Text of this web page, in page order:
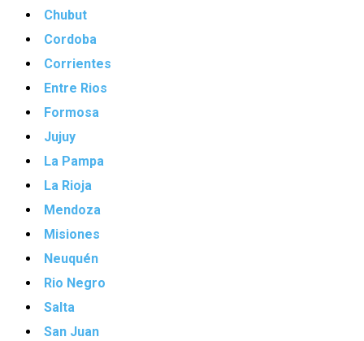
Chubut
Cordoba
Corrientes
Entre Rios
Formosa
Jujuy
La Pampa
La Rioja
Mendoza
Misiones
Neuquén
Rio Negro
Salta
San Juan